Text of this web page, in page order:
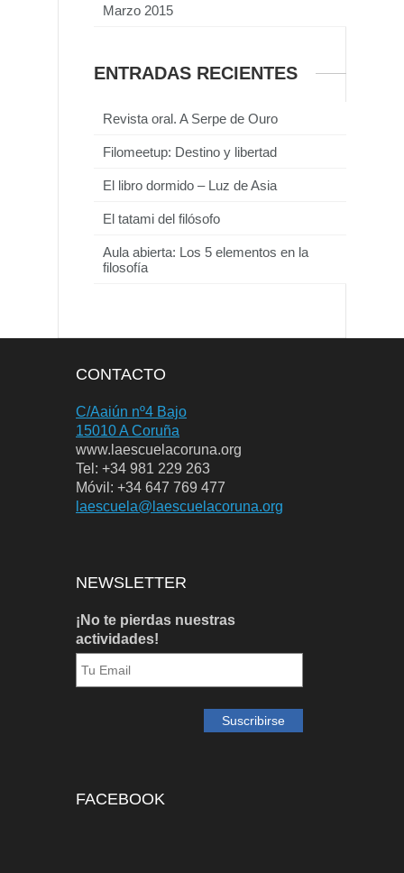
Marzo 2015
ENTRADAS RECIENTES
Revista oral. A Serpe de Ouro
Filomeetup: Destino y libertad
El libro dormido – Luz de Asia
El tatami del filósofo
Aula abierta: Los 5 elementos en la
filosofía
CONTACTO
C/Aaiún nº4 Bajo
15010 A Coruña
www.laescuelacoruna.org
Tel: +34 981 229 263
Móvil: +34 647 769 477
laescuela@laescuelacoruna.org
NEWSLETTER
¡No te pierdas nuestras
actividades!
FACEBOOK